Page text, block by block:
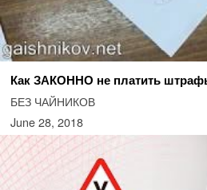
Как ЗАКОННО не платить
БЕЗ ЧАЙНИКОВ
June 28, 2018